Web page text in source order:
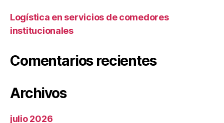
Logística en servicios de comedores
institucionales
Comentarios recientes
Archivos
julio 2026